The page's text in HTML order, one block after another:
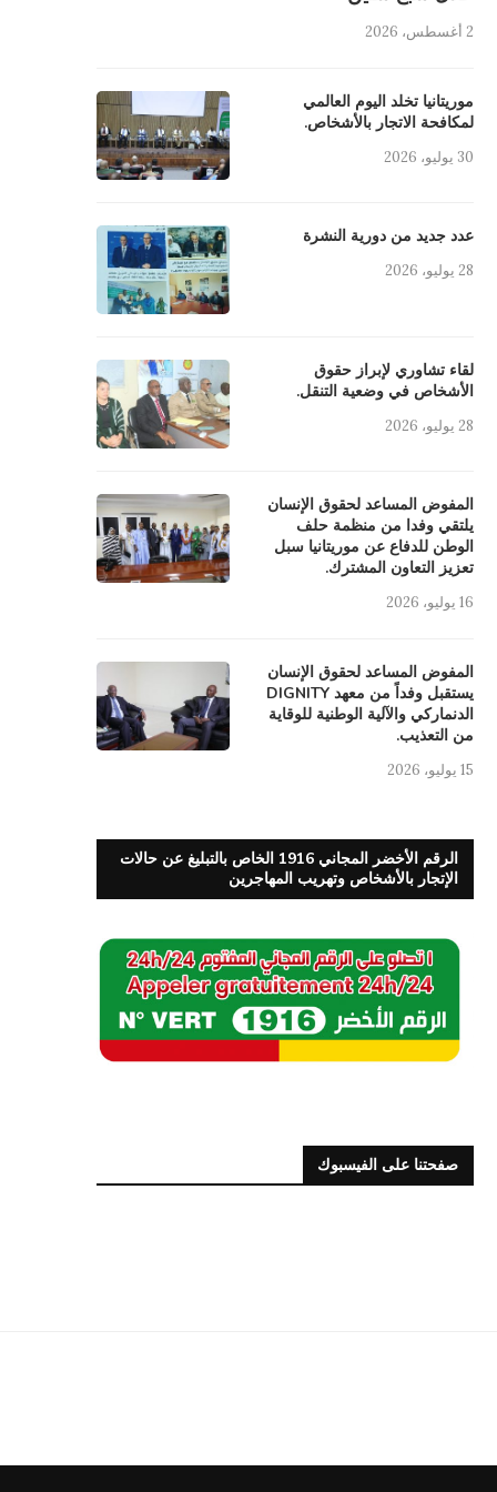
2 أغسطس، 2026
موريتانيا تخلد اليوم العالمي
لمكافحة الاتجار بالأشخاص.
30 يوليو، 2026
عدد جديد من دورية النشرة
28 يوليو، 2026
لقاء تشاوري لإبراز حقوق
الأشخاص في وضعية التنقل.
28 يوليو، 2026
المفوض المساعد لحقوق الإنسان
يلتقي وفدا من منظمة حلف
الوطن للدفاع عن موريتانيا سبل
تعزيز التعاون المشترك.
16 يوليو، 2026
المفوض المساعد لحقوق الإنسان
يستقبل وفداً من معهد DIGNITY
الدنماركي والآلية الوطنية للوقاية
من التعذيب.
15 يوليو، 2026
الرقم الأخضر المجاني 1916 الخاص بالتبليغ عن حالات
الإتجار بالأشخاص وتهريب المهاجرين
صفحتنا على الفيسبوك